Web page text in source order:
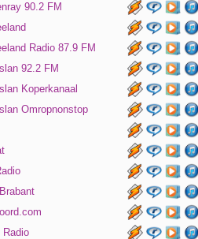
90.2 FM
Radio 87.9 FM
92.2 FM
Koperkanaal
Omropnonstop
Radio